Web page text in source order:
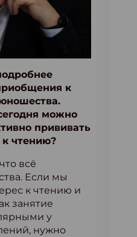
к
можно
прививать
чтению?
всё
Если мы
к чтению и
занятие
у
нужно